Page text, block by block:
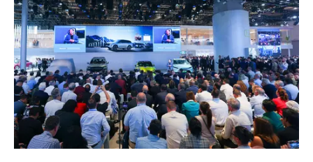
Страхование
Кредитный калькулятор
Аксессуары
Одежда и сувениры
Оригинальные аксессуары
Запчасти
Клиентская поддержка
O&J Автоклуб
Клуб владельцев OMODA
Приложение O&J
Аксессуары
Одежда и сувениры
Обратная связь